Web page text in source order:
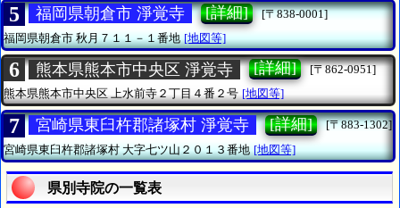
5 福岡県朝倉市 淨覚寺 [詳細]
[〒838-0001]
福岡県朝倉市秋月７１１－１番地 [地図等]
6 熊本県熊本市中央区 淨覚寺 [詳細]
[〒862-0951]
熊本県熊本市中央区上水前寺２丁目４番２号 [地図等]
7 宮崎県東臼杵郡諸塚村 淨覚寺 [詳細]
[〒883-1302]
宮崎県東臼杵郡諸塚村大字七ツ山２０１３番地 [地図等]
県別寺院の一覧表